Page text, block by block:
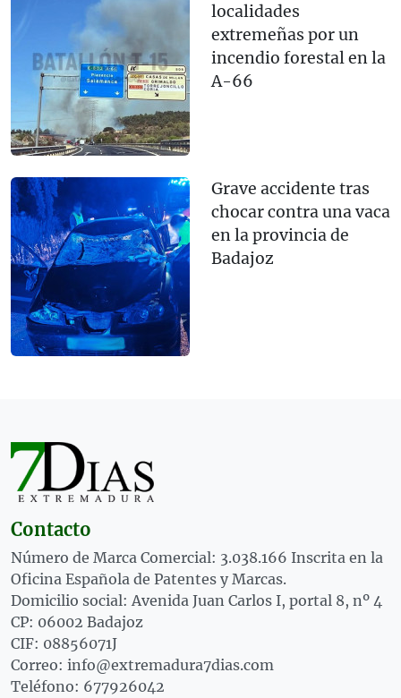
localidades
extremeñas por un
incendio forestal en la
A-66
Grave accidente tras
chocar contra una vaca
en la provincia de
Badajoz
Contacto
Número de Marca Comercial: 3.038.166 Inscrita en la
Oficina Española de Patentes y Marcas.
Domicilio social: Avenida Juan Carlos I, portal 8, nº 4
CP: 06002 Badajoz
CIF: 08856071J
Correo: info@extremadura7dias.com
Teléfono: 677926042